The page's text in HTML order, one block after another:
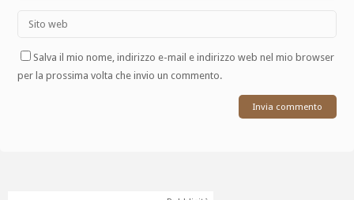
Salva il mio nome, indirizzo e-mail e indirizzo web nel mio browser
per la prossima volta che invio un commento.